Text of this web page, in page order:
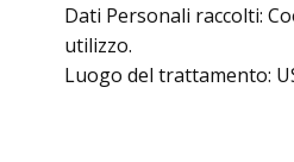
Dati Personali raccolti:
utilizzo.
Luogo del trattamento: